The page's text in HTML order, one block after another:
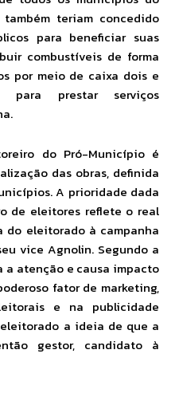
teriam concedido
para beneficiar suas
combustíveis de forma
por meio de caixa dois e
para prestar serviços
do Pró-Município é
das obras, definida
A prioridade dada
de eleitores reflete o real
eleitorado à campanha
vice Agnolin. Segundo a
a atenção e causa impacto
fator de marketing,
e na publicidade
a ideia de que a
gestor, candidato à